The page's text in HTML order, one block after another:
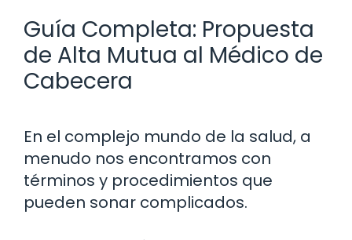
Guía Completa: Propuesta
de Alta Mutua al Médico de
Cabecera
En el complejo mundo de la salud, a
menudo nos encontramos con
términos y procedimientos que
pueden sonar complicados.